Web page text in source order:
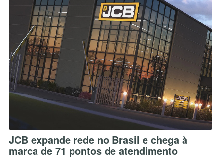
JCB expande rede no Brasil e chega à
marca de 71 pontos de atendimento